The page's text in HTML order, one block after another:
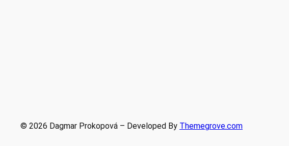
© 2026 Dagmar Prokopová – Developed By Themegrove.com